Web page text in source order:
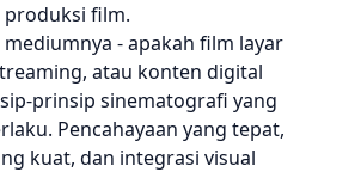
film.
- apakah film layar
atau konten digital
prinsip sinematografi yang
Pencahayaan yang tepat,
kuat, dan integrasi visual